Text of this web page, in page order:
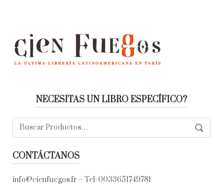
NECESITAS UN LIBRO ESPECÍFICO?
Buscar:
CONTÁCTANOS
info@cienfuegos.fr – Tel: 0033651749781